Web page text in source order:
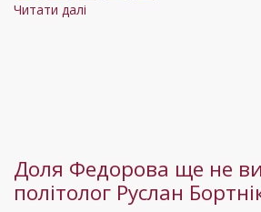
Читати далі
поразки.
“Нам
Доля Федорова ще не
політолог Руслан